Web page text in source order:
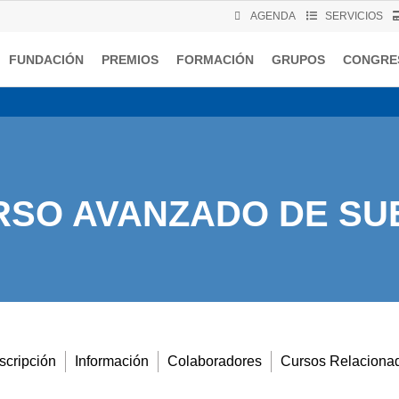
AGENDA SERVICIOS
FUNDACIÓN PREMIOS FORMACIÓN GRUPOS
AVANZADO DE
Información Colaboradores Cursos